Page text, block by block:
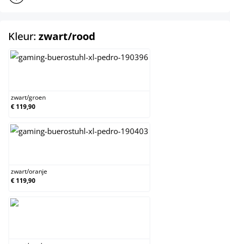
Kleur: zwart/rood
zwart/groen
€ 119,90
zwart/oranje
€ 119,90